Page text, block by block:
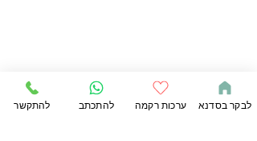
להתקשר להתכתב ערכות רקמה לבקר בסדנא